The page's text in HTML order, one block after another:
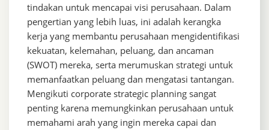
tindakan untuk mencapai visi perusahaan. Dalam
pengertian yang lebih luas, ini adalah kerangka
kerja yang membantu perusahaan mengidentifikasi
kekuatan, kelemahan, peluang, dan ancaman
(SWOT) mereka, serta merumuskan strategi untuk
memanfaatkan peluang dan mengatasi tantangan.
Mengikuti corporate strategic planning sangat
penting karena memungkinkan perusahaan untuk
memahami arah yang ingin mereka capai dan